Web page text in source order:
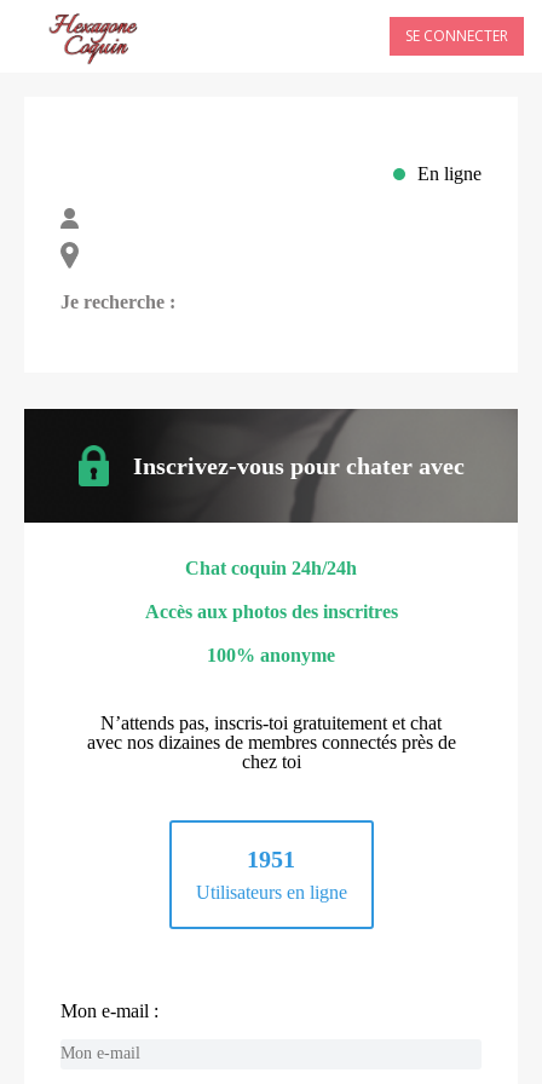
SE CONNECTER
En ligne
Je recherche :
Inscrivez-vous pour chater avec
Chat coquin 24h/24h
Accès aux photos des inscritres
100% anonyme
N’attends pas, inscris-toi gratuitement et chat
avec nos dizaines de membres connectés près de
chez toi
1951
Utilisateurs en ligne
Mon e-mail :